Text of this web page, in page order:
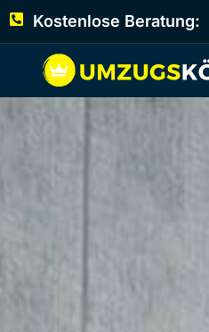
Kostenlose Beratung: